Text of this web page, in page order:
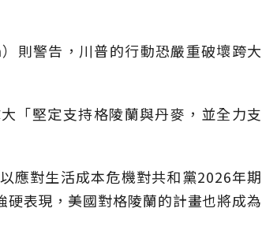
則警告，川普的行動恐嚴重破壞跨大
「堅定支持格陵蘭與丹麥，並全力支
應對生活成本危機對共和黨2026年期
表現，美國對格陵蘭的計畫也將成為